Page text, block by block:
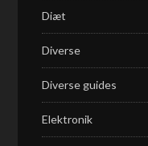
Diæt
Diverse
Diverse guides
Elektronik